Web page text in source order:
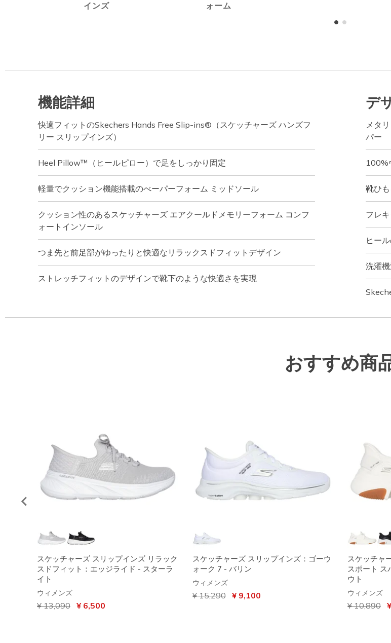
インズ
ォーム
機能詳細
快適フィットのSkechers Hands Free Slip-ins®（スケッチャーズ ハンズフ
リー スリップインズ）
Heel Pillow™（ヒールピロー）で足をしっかり固定
軽量でクッション機能搭載のべーパーフォーム ミッドソール
クッション性のあるスケッチャーズ エアクールドメモリーフォーム コンフ
ォートインソール
つま先と前足部がゆったりと快適なリラックスドフィットデザイン
ストレッチフィットのデザインで靴下のような快適さを実現
デ
メタ
パー
100%
靴ひ
フレ
ヒー
洗濯
おすすめ商
スケッチャーズ スリップインズ リラック
スドフィット：エッジライド - スターラ
イト
ウィメンズ
からの値引き
¥ 13,090 から
¥ 6,500
スケッチャーズ スリップインズ：ゴーウ
ォーク 7 - バリン
ウィメンズ
からの値引き
¥ 15,290から
¥ 9,100
スケッチャ
スポート ス
ウト
ウィメンズ
からの値引
¥ 10,890